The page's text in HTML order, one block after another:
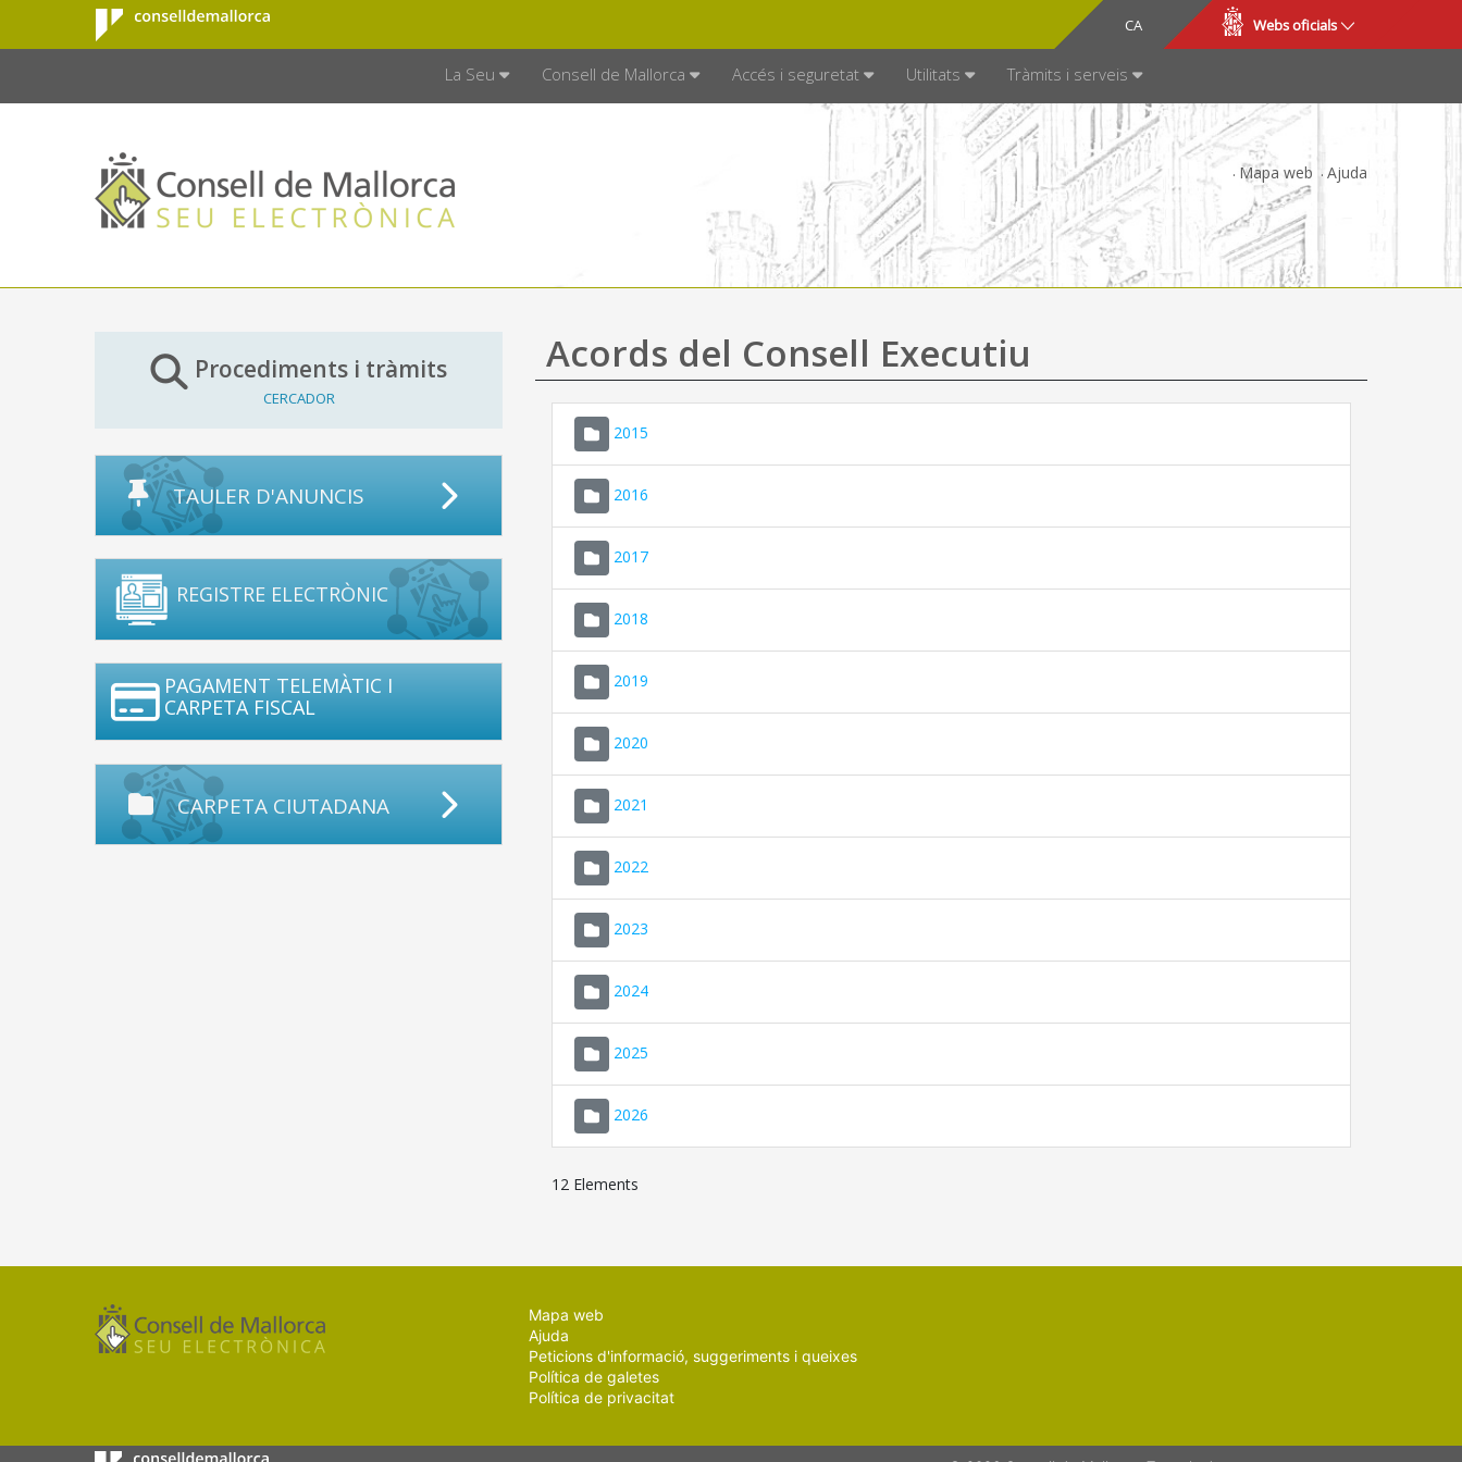
Salta al contingut principal
Consell de
Mallorca
CA
ES Webs oficials
La Seu Consell de Mallorca Accés i seguretat Utilitats Tràmits i serveis
Mapa web Ajuda
Procediments i tràmits
CERCADOR
TAULER D'ANUNCIS
REGISTRE ELECTRÒNIC
PAGAMENT TELEMÀTIC I
CARPETA FISCAL
CARPETA CIUTADANA
Acords del Consell Executiu
2015
2016
2017
2018
2019
2020
2021
2022
2023
2024
2025
2026
12 Elements
Mapa web
Ajuda
Peticions d'informació, suggeriments i queixes
Política de galetes
Política de privacitat